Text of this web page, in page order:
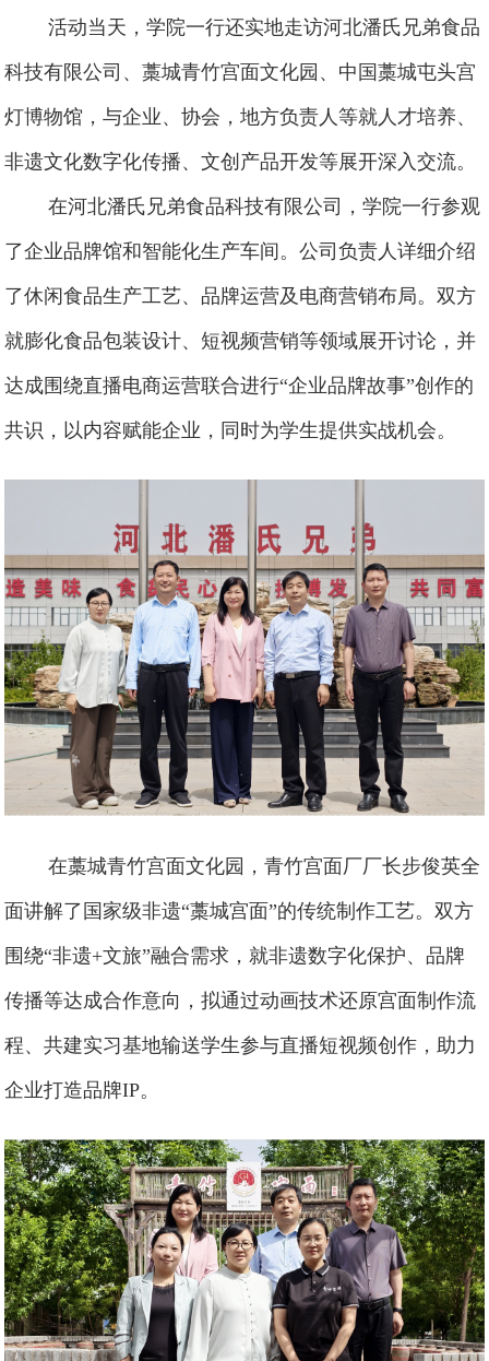
活动当天，学院一行还实地走访河北潘氏兄弟食品
科技有限公司、藁城青竹宫面文化园、中国藁城屯头宫
灯博物馆，与企业、协会，地方负责人等就人才培养、
非遗文化数字化传播、文创产品开发等展开深入交流。
在河北潘氏兄弟食品科技有限公司，学院一行参观
了企业品牌馆和智能化生产车间。公司负责人详细介绍
了休闲食品生产工艺、品牌运营及电商营销布局。双方
就膨化食品包装设计、短视频营销等领域展开讨论，并
达成围绕直播电商运营联合进行“企业品牌故事”创作的
共识，以内容赋能企业，同时为学生提供实战机会。
在藁城青竹宫面文化园，青竹宫面厂厂长步俊英全
面讲解了国家级非遗“藁城宫面”的传统制作工艺。双方
围绕“非遗+文旅”融合需求，就非遗数字化保护、品牌
传播等达成合作意向，拟通过动画技术还原宫面制作流
程、共建实习基地输送学生参与直播短视频创作，助力
企业打造品牌IP。